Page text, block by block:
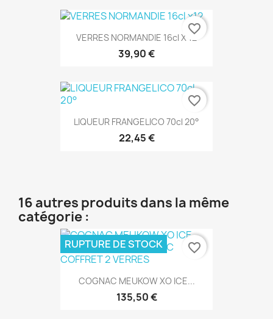
VERRES NORMANDIE 16cl X 12
39,90 €
favorite_border
LIQUEUR FRANGELICO 70cl 20°
22,45 €
favorite_border
16 autres produits dans la même
catégorie :
COGNAC MEUKOW XO ICE...
135,50 €
RUPTURE DE STOCK favorite_border